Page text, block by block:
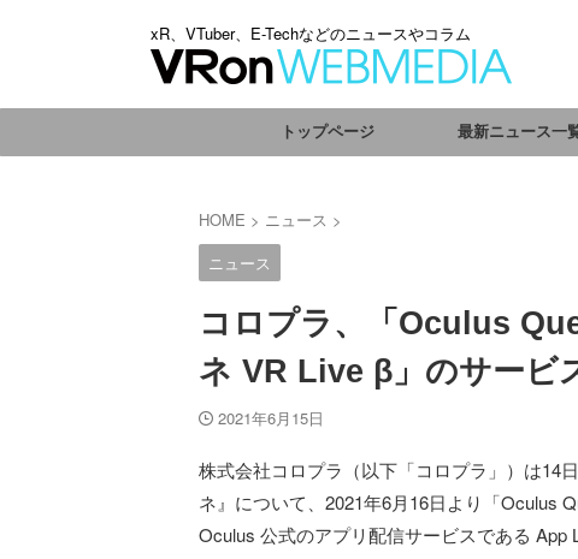
xR、VTuber、E-Techなどのニュースやコラム
トップページ 最新ニュース一
HOME > ニュース >
ニュース
コロプラ、「Oculus
ネ VR Live β」のサービ
2021年6月15日
株式会社コロプラ（以下「コロプラ」）は14
ネ』について、2021年6月16日より「Oculus
Oculus 公式のアプリ配信サービスである App